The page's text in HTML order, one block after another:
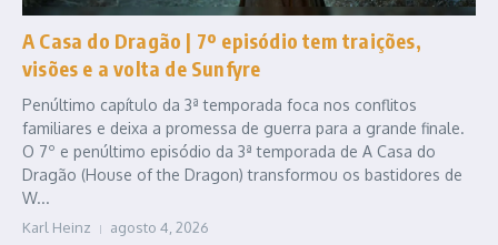
A Casa do Dragão | 7º episódio tem traições,
visões e a volta de Sunfyre
Penúltimo capítulo da 3ª temporada foca nos conflitos
familiares e deixa a promessa de guerra para a grande finale.
O 7º e penúltimo episódio da 3ª temporada de A Casa do
Dragão (House of the Dragon) transformou os bastidores de
W...
Karl Heinz agosto 4, 2026